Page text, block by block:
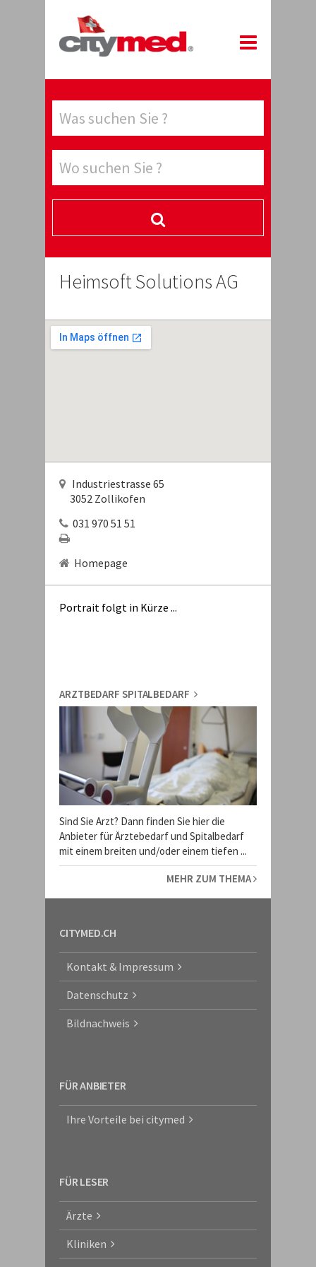
Heimsoft Solutions AG
Industriestrasse 65
3052 Zollikofen
031 970 51 51
Homepage
Portrait folgt in Kürze ...
ARZTBEDARF SPITALBEDARF
Sind Sie Arzt? Dann finden Sie hier die
Anbieter für Ärztebedarf und Spitalbedarf
mit einem breiten und/oder einem tiefen ...
MEHR ZUM THEMA
CITYMED.CH
Kontakt & Impressum
Datenschutz
Bildnachweis
FÜR ANBIETER
Ihre Vorteile bei citymed
FÜR LESER
Ärzte
Kliniken